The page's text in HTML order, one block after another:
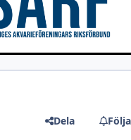
Dela